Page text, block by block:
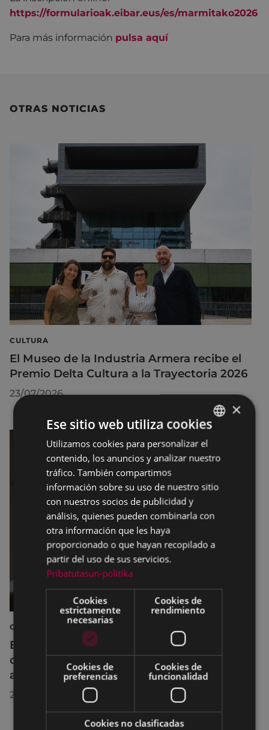
https://formularioak.eibar.eus/es/marmitako2026
Para más información pulsa aquí
OTRAS NOTICIAS
CULTURA
El Museo de la Industria Armera recibe el
Premio Delta Cultura a la Trayectoria 2026
23/07/2026
CINE AL AIRE LIBRE
El cine al aire libre regresa a Untzaga con
cuatro proyecciones durante el mes de
agosto
22/07/2026
BASQUE
SPANISH
×
Ese sitio web utiliza cookies
Utilizamos cookies para personalizar el
contenido, los anuncios y analizar nuestro
tráfico. También compartimos
información sobre su uso de nuestro sitio
con nuestros socios de publicidad y
análisis, quienes pueden combinarla con
otra información que les haya
proporcionado o que hayan recopilado a
partir del uso de sus servicios.
Pribatutasun-politika
Cookies
estrictamente
necesarias
Cookies de
rendimiento
Cookies de
preferencias
Cookies de
funcionalidad
Cookies no clasificadas